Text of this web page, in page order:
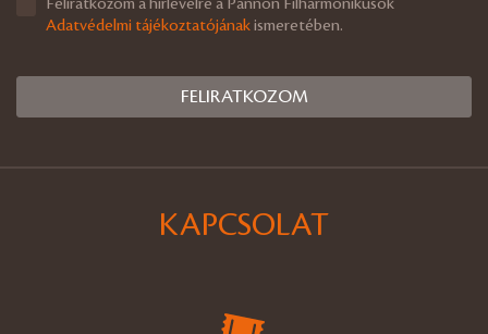
Feliratkozom a hírlevélre a Pannon Filharmonikusok
Adatvédelmi tájékoztatójánakismeretében.
KAPCSOLAT